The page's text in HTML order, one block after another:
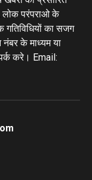
लोक परंपराओ के
गतिविधियों का सजग
के माध्यम या
करे। Email: